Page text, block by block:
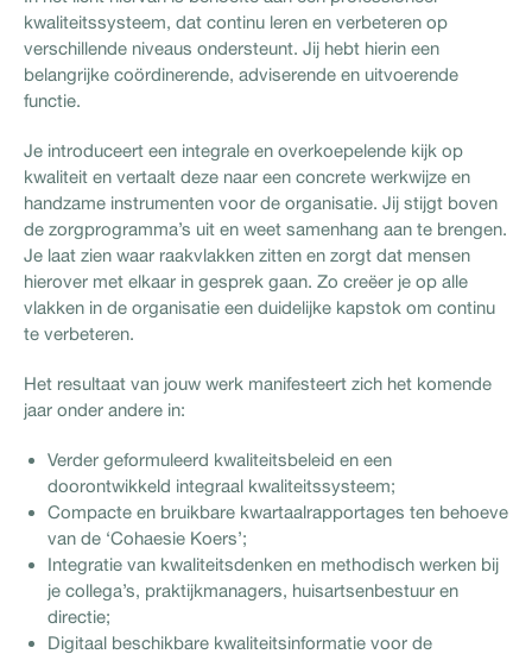
kwaliteitssysteem, dat continu leren en verbeteren op
verschillende niveaus ondersteunt. Jij hebt hierin een
belangrijke coördinerende, adviserende en uitvoerende
functie.
Je introduceert een integrale en overkoepelende kijk op
kwaliteit en vertaalt deze naar een concrete werkwijze en
handzame instrumenten voor de organisatie. Jij stijgt boven
de zorgprogramma’s uit en weet samenhang aan te brengen.
Je laat zien waar raakvlakken zitten en zorgt dat mensen
hierover met elkaar in gesprek gaan. Zo creëer je op alle
vlakken in de organisatie een duidelijke kapstok om continu
te verbeteren.
Het resultaat van jouw werk manifesteert zich het komende
jaar onder andere in:
Verder geformuleerd kwaliteitsbeleid en een
doorontwikkeld integraal kwaliteitssysteem;
Compacte en bruikbare kwartaalrapportages ten behoeve
van de ‘Cohaesie Koers’;
Integratie van kwaliteitsdenken en methodisch werken bij
je collega’s, praktijkmanagers, huisartsenbestuur en
directie;
Digitaal beschikbare kwaliteitsinformatie voor de